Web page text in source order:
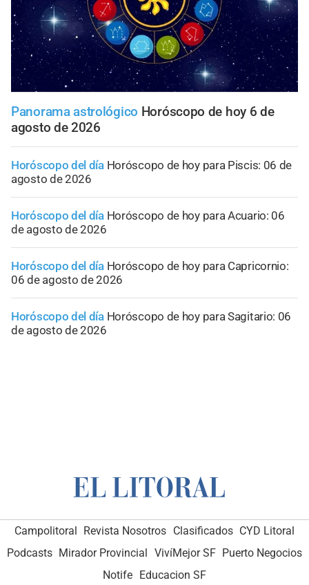
Panorama astrológico Horóscopo de hoy 6 de
agosto de 2026
Horóscopo del día Horóscopo de hoy para Piscis: 06 de
agosto de 2026
Horóscopo del día Horóscopo de hoy para Acuario: 06
de agosto de 2026
Horóscopo del día Horóscopo de hoy para Capricornio:
06 de agosto de 2026
Horóscopo del día Horóscopo de hoy para Sagitario: 06
de agosto de 2026
Campolitoral Revista Nosotros Clasificados CYD Litoral
Podcasts Mirador Provincial VivíMejor SF Puerto Negocios
Notife Educacion SF